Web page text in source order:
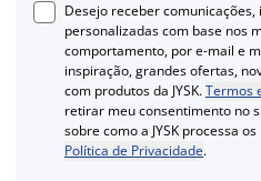
Desejo receber
personalizadas com base nos
comportamento, por e-mail e
inspiração, grandes ofertas,
com produtos da JYSK.Termos
retirar meu consentimento no
sobre como a JYSK processa
Política de Privacidade.